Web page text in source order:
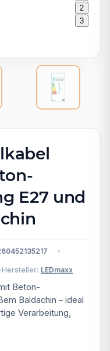
2
3
E27 und
Hersteller: LEDmaxx
Beton-
Baldachin – ideal
Verarbeitung,